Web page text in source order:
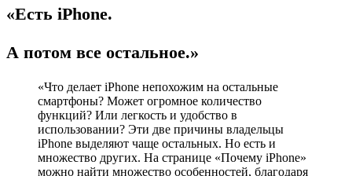
«Есть iPhone.
А потом все остальное.»
«Что делает iPhone непохожим на остальные
смартфоны? Может огромное количество
функций? Или легкость и удобство в
использовании? Эти две причины владельцы
iPhone выделяют чаще остальных. Но есть и
множество других. На странице «Почему iPhone»
можно найти множество особенностей, благодаря